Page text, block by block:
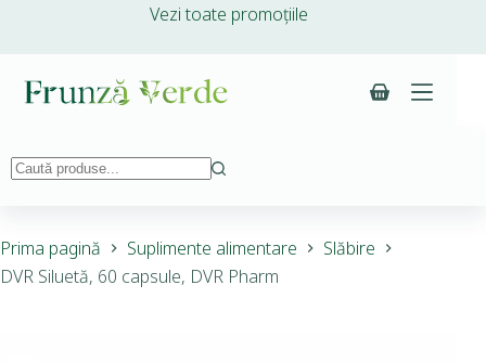
Vezi toate promoțiile
Prima pagină Suplimente alimentare
Slăbire
DVR Siluetă, 60 capsule, DVR Pharm